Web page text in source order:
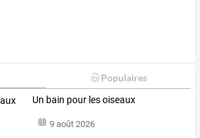
Populaires
Un bain pour les oiseaux
9 août 2026